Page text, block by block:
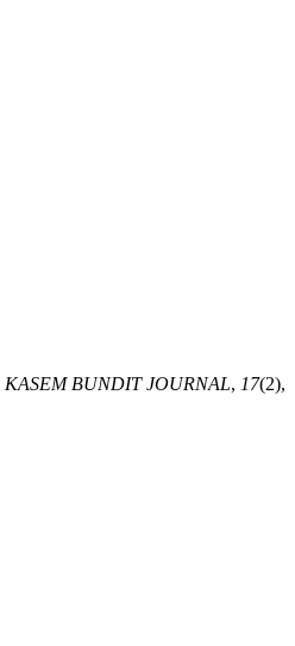
KASEM BUNDIT JOURNAL, 17(2),